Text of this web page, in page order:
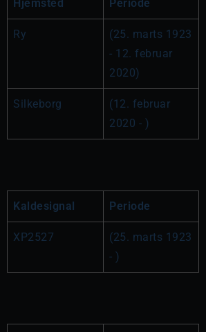
Hjemsted Periode
Ry
(25. marts 1923
- 12. februar
2020)
Silkeborg
(12. februar
2020 - )
Kaldesignal Periode
XP2527
(25. marts 1923
- )